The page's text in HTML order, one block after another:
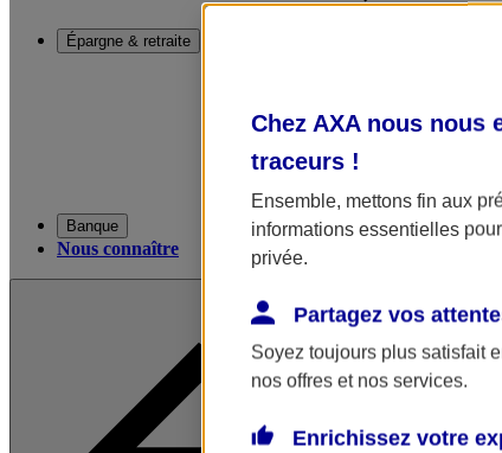
Épargne & retraite
Banque
Nous connaître
Chez AXA nous nous
traceurs !
Ensemble, mettons fin aux
informations essentielles
privée.
Partagez vos
Soyez toujours plus satisfait
nos offres et nos services.
Enrichissez votre